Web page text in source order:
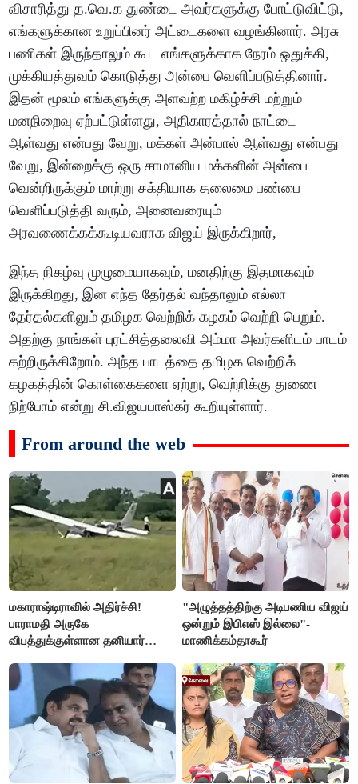
விசாரித்து த.வெ.க துண்டை அவர்களுக்கு போட்டுவிட்டு,
எங்களுக்கான உறுப்பினர் அட்டைகளை வழங்கினார். அரசு
பணிகள் இருந்தாலும் கூட எங்களுக்காக நேரம் ஒதுக்கி,
முக்கியத்துவம் கொடுத்து அன்பை வெளிப்படுத்தினார்.
இதன் மூலம் எங்களுக்கு அளவற்ற மகிழ்ச்சி மற்றும்
மனநிறைவு ஏற்பட்டுள்ளது, அதிகாரத்தால் நாட்டை
ஆள்வது என்பது வேறு, மக்கள் அன்பால் ஆள்வது என்பது
வேறு, இன்றைக்கு ஒரு சாமானிய மக்களின் அன்பை
வென்றிருக்கும் மாற்று சக்தியாக தலைமை பண்பை
வெளிப்படுத்தி வரும், அனைவரையும்
அரவணைக்கக்கூடியவராக விஜய் இருக்கிறார்,
இந்த நிகழ்வு முழுமையாகவும், மனதிற்கு இதமாகவும்
இருக்கிறது, இன எந்த தேர்தல் வந்தாலும் எல்லா
தேர்தல்களிலும் தமிழக வெற்றிக் கழகம் வெற்றி பெறும்.
அதற்கு நாங்கள் புரட்சித்தலைவி அம்மா அவர்களிடம் பாடம்
கற்றிருக்கிறோம். அந்த பாடத்தை தமிழக வெற்றிக்
கழகத்தின் கொள்கைகளை ஏற்று, வெற்றிக்கு துணை
நிற்போம் என்று சி.விஜயபாஸ்கர் கூறியுள்ளார்.
From around the web
மகாராஷ்டிராவில் அதிர்ச்சி!
பாராமதி அருகே
விபத்துக்குள்ளான தனியார்
"அழுத்தத்திற்கு அடிபணிய விஜய்
ஒன்றும் இபிஎஸ் இல்லை"-
மாணிக்கம்தாகூர்